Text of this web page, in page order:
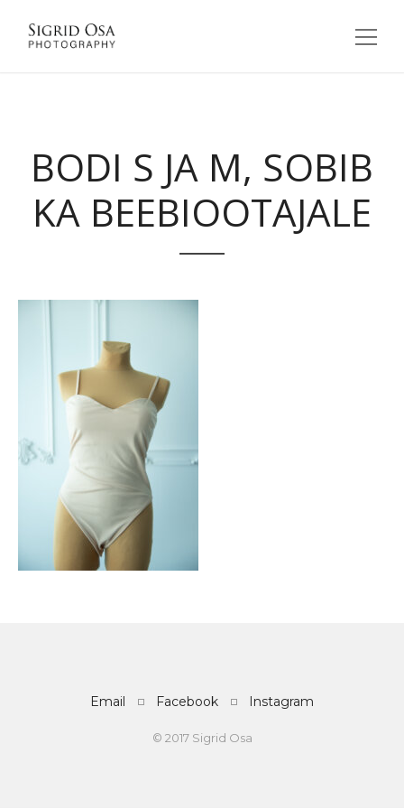
BODI S JA M, SOBIB
KA BEEBIOOTAJALE
Email Facebook Instagram
© 2017 Sigrid Osa